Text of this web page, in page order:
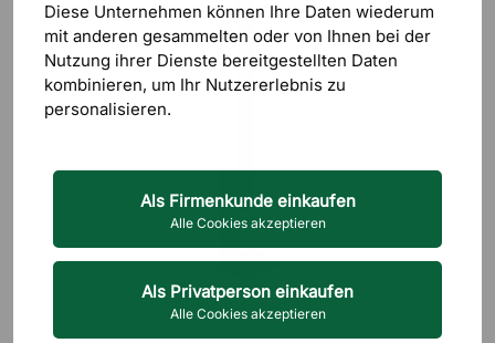
Diese Unternehmen können Ihre Daten wiederum
mit anderen gesammelten oder von Ihnen bei der
Nutzung ihrer Dienste bereitgestellten Daten
kombinieren, um Ihr Nutzererlebnis zu
personalisieren.
Als Firmenkunde einkaufen
Alle Cookies akzeptieren
Als Privatperson einkaufen
Alle Cookies akzeptieren